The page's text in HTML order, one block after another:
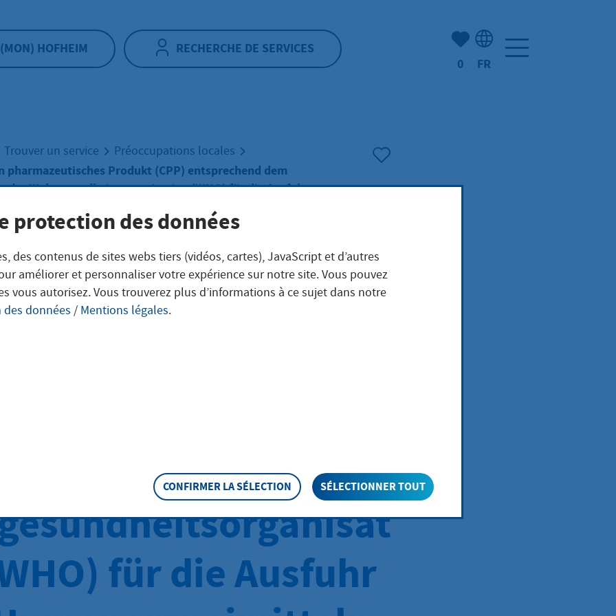
(MON) HOFHEIM RECHERCHE DE SERVICES
Nombre d'éléments mis en
0 FR
Trouver un service Préoccupations locales
Produkt (CPP) entsprechend dem
Weltgesundheitsorganisation (WHO) für die Ausfuhr von
beantragen
für ein
(CPP)
dem
der
für die Ausfuhr
protection des données
des contenus de sites webs tiers (vidéos, cartes), JavaScript et d’autres
améliorer et personnaliser votre expérience sur notre site. Vous pouvez
vous autorisez. Vous trouverez plus d’informations à ce sujet dans notre
données / Mentions légales.
CONFIRMER LA SÉLECTION SÉLECTIONNER TOUT